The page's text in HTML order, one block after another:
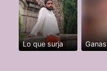
Lo que surja Ganas